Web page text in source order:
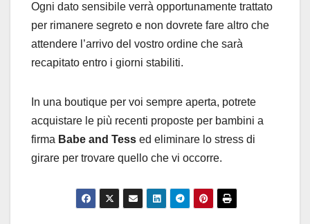
Ogni dato sensibile verrà opportunamente trattato
per rimanere segreto e non dovrete fare altro che
attendere l’arrivo del vostro ordine che sarà
recapitato entro i giorni stabiliti.
In una boutique per voi sempre aperta, potrete
acquistare le più recenti proposte per bambini a
firma Babe and Tess ed eliminare lo stress di
girare per trovare quello che vi occorre.